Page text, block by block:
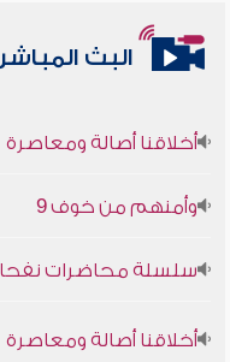
البث المباشر
أخلاقنا أصالة ومعاصرة
وأمنهم من خوف 9
أخلاقنا أصالة ومعاصرة